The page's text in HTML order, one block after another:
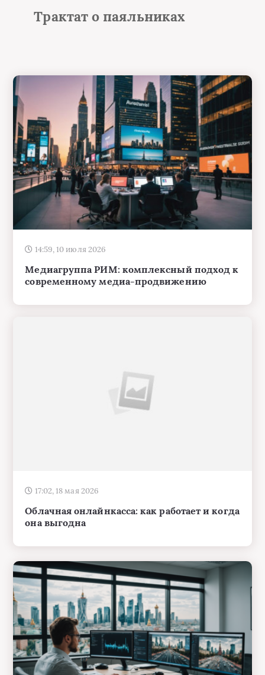
Выбираем дрель
14:59, 10 июля 2026
Медиагруппа РИМ: комплексный подход к
современному медиа-продвижению
17:02, 18 мая 2026
Облачная онлайнкасса: как работает и когда
она выгодна